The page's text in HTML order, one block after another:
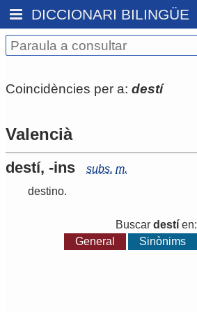
DICCIONARI BILINGÜE
Coincidències per a: destí
Valencià
destí, -ins subs. m.
destino.
Buscar destíen:
General
Sinònims